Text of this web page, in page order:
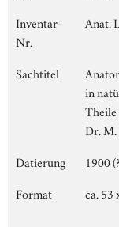
Inventar-
Nr.
Anat.
Sachtitel
in
Theile
Dr. M.
Datierung
1900
Format
ca. 53